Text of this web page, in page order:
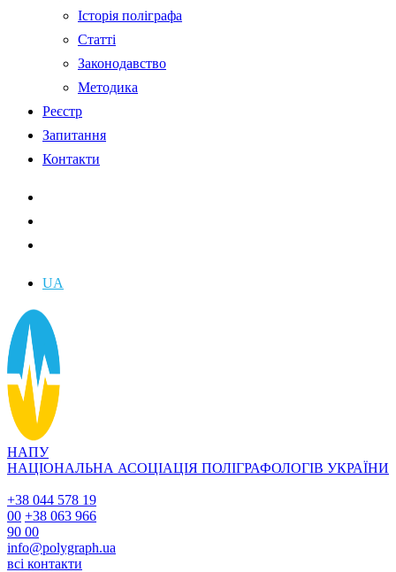
Історія поліграфа
Статті
Законодавство
Методика
Реєстр
Запитання
Контакти
UA
НАПУ
НАЦІОНАЛЬНА АСОЦІАЦІЯ ПОЛІГРАФОЛОГІВ УКРАЇНИ
+38 044 578 19
00 +38 063 966
90 00
info@polygraph.ua
всі контакти